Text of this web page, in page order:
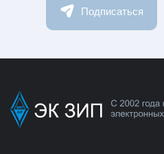
Подписаться